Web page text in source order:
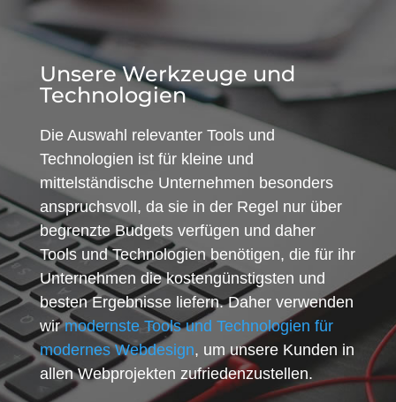
Unsere Werkzeuge und
Technologien
Die Auswahl relevanter Tools und
Technologien ist für kleine und
mittelständische Unternehmen besonders
anspruchsvoll, da sie in der Regel nur über
begrenzte Budgets verfügen und daher
Tools und Technologien benötigen, die für ihr
Unternehmen die kostengünstigsten und
besten Ergebnisse liefern. Daher verwenden
wirmodernste Tools und Technologien für
modernes Webdesign, um unsere Kunden in
allen Webprojekten zufriedenzustellen.